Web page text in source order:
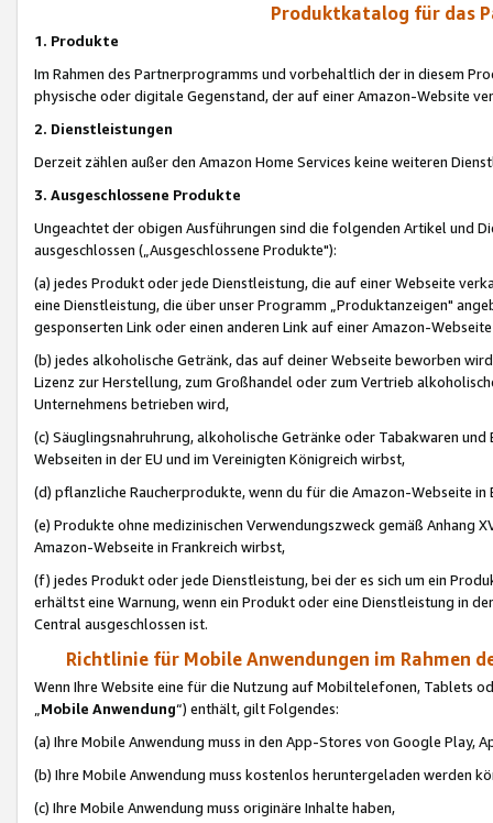
Produktkatalog für das
1. Produkte
Im Rahmen des Partnerprogramms und vorbehaltlich der in diesem
physische oder digitale Gegenstand, der auf einer Amazon-Website
2. Dienstleistungen
Derzeit zählen außer den Amazon Home Services keine weiteren
3. Ausgeschlossene Produkte
Ungeachtet der obigen Ausführungen sind die folgenden Artikel und
ausgeschlossen („Ausgeschlossene Produkte"):
(a) jedes Produkt oder jede Dienstleistung, die auf einer Webseite
eine Dienstleistung, die über unser Programm „Produktanzeigen"
gesponserten Link oder einen anderen Link auf einer Amazon-
(b) jedes alkoholische Getränk, das auf deiner Webseite beworben
Lizenz zur Herstellung, zum Großhandel oder zum Vertrieb
Unternehmens betrieben wird,
(c) Säuglingsnahruhrung, alkoholische Getränke oder Tabakwaren
Webseiten in der EU und im Vereinigten Königreich wirbst,
(d) pflanzliche Raucherprodukte, wenn du für die Amazon-Webseite in
(e) Produkte ohne medizinischen Verwendungszweck gemäß Anhang
Amazon-Webseite in Frankreich wirbst,
(f) jedes Produkt oder jede Dienstleistung, bei der es sich um ein
erhältst eine Warnung, wenn ein Produkt oder eine Dienstleistung in
Central ausgeschlossen ist.
Richtlinie für Mobile Anwendungen im Rahmen
Wenn Ihre Website eine für die Nutzung auf Mobiltelefonen, Tablets
„Mobile Anwendung“) enthält, gilt Folgendes:
(a) Ihre Mobile Anwendung muss in den App-Stores von Google Play,
(b) Ihre Mobile Anwendung muss kostenlos heruntergeladen werden
(c) Ihre Mobile Anwendung muss originäre Inhalte haben,